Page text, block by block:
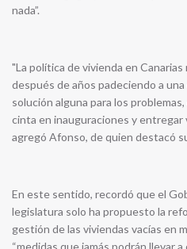
nada”.
"La política de vivienda en
después de años padeciendo a
solución alguna para los
cinta en inauguraciones y entregar
agregó Afonso, de quien destacó
En este sentido, recordó que el
legislatura solo ha propuesto la
gestión de las viviendas vacías en
“medidas que jamás podrán llevar a